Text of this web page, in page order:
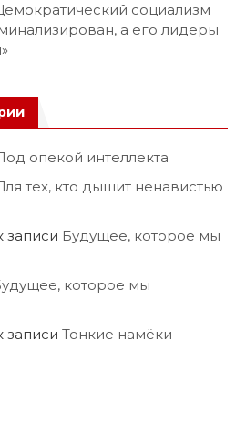
социализм
а его лидеры
опекой интеллекта
тех, кто дышит ненавистью
записи Будущее, которое мы
которое мы
записи Тонкие намёки